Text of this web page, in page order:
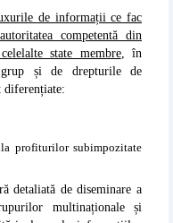
de informații ce fac
competentă din
state membre, în
și de drepturile de
diferențiate:
profiturilor subimpozitate
de diseminare a
multinaționale și